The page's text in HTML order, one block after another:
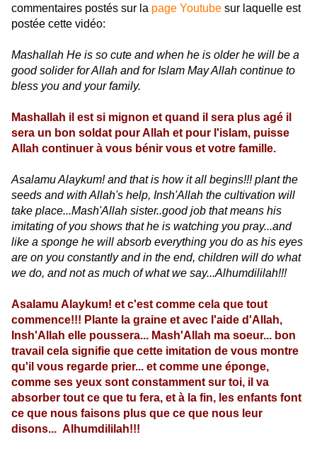
commentaires postés sur la page Youtube sur laquelle est
postée cette vidéo:
Mashallah He is so cute and when he is older he will be a
good solider for Allah and for Islam May Allah continue to
bless you and your family.
Mashallah il est si mignon et quand il sera plus agé il
sera un bon soldat pour Allah et pour l'islam, puisse
Allah continuer à vous bénir vous et votre famille.
Asalamu Alaykum! and that is how it all begins!!! plant the
seeds and with Allah's help, Insh'Allah the cultivation will
take place...Mash'Allah sister..good job that means his
imitating of you shows that he is watching you pray...and
like a sponge he will absorb everything you do as his eyes
are on you constantly and in the end, children will do what
we do, and not as much of what we say...Alhumdililah!!!
Asalamu Alaykum! et c'est comme cela que tout
commence!!! Plante la graine et avec l'aide d'Allah,
Insh'Allah elle poussera... Mash'Allah ma soeur... bon
travail cela signifie que cette imitation de vous montre
qu'il vous regarde prier... et comme une éponge,
comme ses yeux sont constamment sur toi, il va
absorber tout ce que tu fera, et à la fin, les enfants font
ce que nous faisons plus que ce que nous leur
disons... Alhumdililah!!!